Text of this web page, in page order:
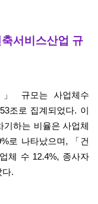
서비스산업 규
」 규모는 사업체수
53조로 집계되었다. 이
기하는 비율은 사업체
로 나타났으며 , 「 건
체 수 12.4%, 종사자
다.